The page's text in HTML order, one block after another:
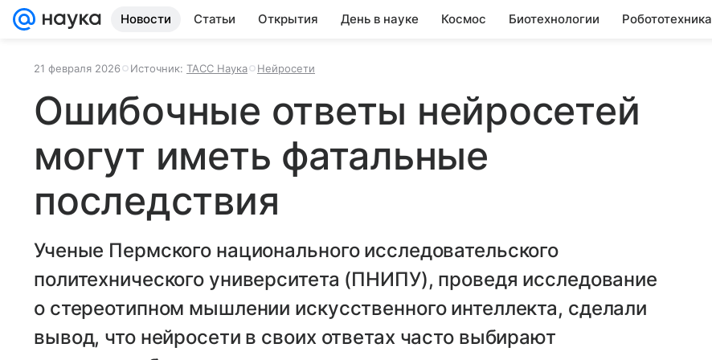
Новости Статьи Открытия День в науке Космос Биотехнологии Робототехника
21 февраля 2026 Источник: ТАСС Наука Нейросети
Ошибочные ответы нейросетей
могут иметь фатальные
последствия
Ученые Пермского национального исследовательского
политехнического университета (ПНИПУ), проведя исследование
о стереотипном мышлении искусственного интеллекта, сделали
вывод, что нейросети в своих ответах часто выбирают